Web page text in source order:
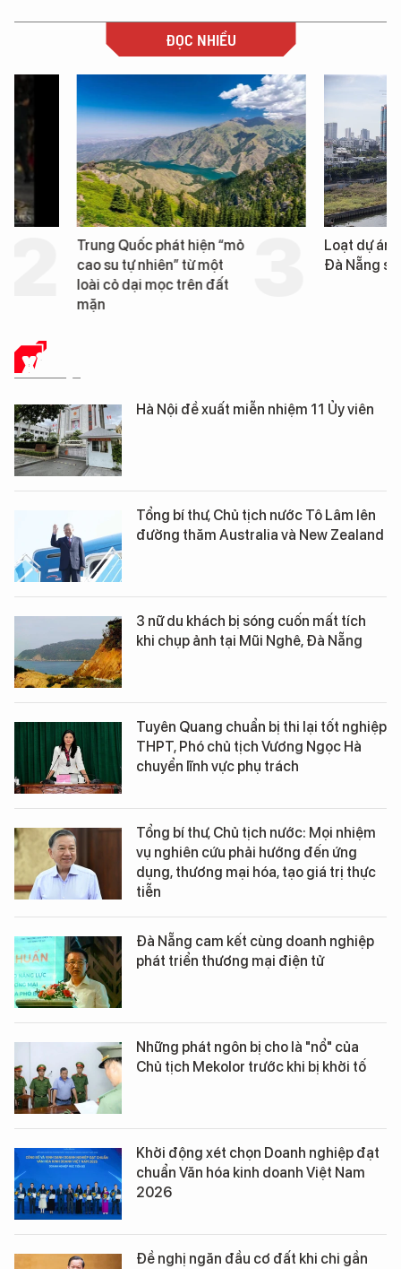
ĐỌC NHIỀU
Trung Quốc phát hiện “mỏ
cao su tự nhiên” từ một
loài cỏ dại mọc trên đất
Loạt dự án bất động
Đà Nẵng sắp bị kiểm
XÃ HỘI
Hà Nội đề xuất miễn nhiệm 11 Ủy viên
Tổng bí thư, Chủ tịch nước Tô Lâm lên
đường thăm Australia và New Zealand
3 nữ du khách bị sóng cuốn mất tích
khi chụp ảnh tại Mũi Nghê, Đà Nẵng
Tuyên Quang chuẩn bị thi lại tốt nghiệp
THPT, Phó chủ tịch Vương Ngọc Hà
chuyển lĩnh vực phụ trách
Tổng bí thư, Chủ tịch nước: Mọi nhiệm
vụ nghiên cứu phải hướng đến ứng
dụng, thương mại hóa, tạo giá trị thực
tiễn
Đà Nẵng cam kết cùng doanh nghiệp
phát triển thương mại điện tử
Những phát ngôn bị cho là "nổ" của
Chủ tịch Mekolor trước khi bị khởi tố
Khởi động xét chọn Doanh nghiệp đạt
chuẩn Văn hóa kinh doanh Việt Nam
2026
Đề nghị ngăn đầu cơ đất khi chi gần